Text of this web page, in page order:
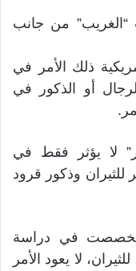
“الغريب” من جانب
ذلك الأمر في
أو الذكور في
لا يؤثر فقط في
للثيران وذكور قرود
في دراسة
لا يعود الأمر